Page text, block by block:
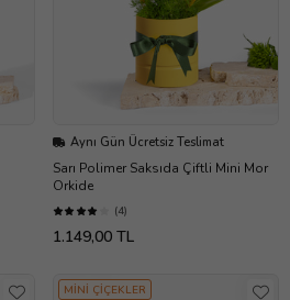
Aynı Gün Ücretsiz Teslimat
Sarı Polimer Saksıda Çiftli Mini Mor
Orkide
(4)
1.149,00 TL
MİNİ ÇİÇEKLER